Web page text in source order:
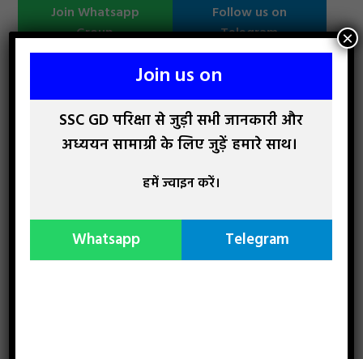
Join Whatsapp
Group
Follow us on
Telegram
Join us on
SSC GD परिक्षा से जुड़ी सभी जानकारी और
अध्ययन सामाग्री के लिए जुड़ें हमारे साथ।
हमें ज्वाइन करें।
Whatsapp Telegram
×